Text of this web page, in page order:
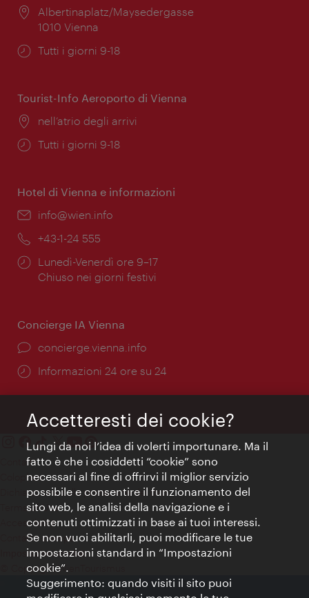
Posizione:
Albertinaplatz/Maysedergasse
1010 Vienna
Orari
Tutti i giorni 9-18
Tourist-Info Aeroporto di Vienna
Posizione:
nell’atrio degli arrivi
Orari
Tutti i giorni 9-18
Hotel di Vienna e informazioni
Email:
info@wien.info
Telefono:
+43-1-24 555
Orari
di
Lunedì-Venerdì ore 9–17
Chiuso nei giorni festivi
Concierge IA Vienna
Ort:
concierge.vienna.info
Öffnungszeiten:
Informazioni 24 ore su 24
Contatti
Colophon
Dichiarazione sulla protezione dei dati
Terms of Use
Accessibilità
Contatto stampa
Impostazioni cookie
© Copyright WienTourismus
Accetteresti dei cookie?
Lungi da noi l’idea di volerti importunare. Ma il
fatto è che i cosiddetti “cookie” sono
necessari al fine di offrirvi il miglior servizio
possibile e consentire il funzionamento del
sito web, le analisi della navigazione e i
contenuti ottimizzati in base ai tuoi interessi.
Se non vuoi abilitarli, puoi modificare le tue
impostazioni standard in “Impostazioni
cookie”.
Suggerimento: quando visiti il sito puoi